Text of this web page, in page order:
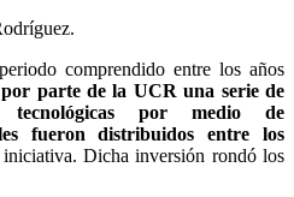
comprendido entre los años
parte de la UCR una serie de
tecnológicas por medio de
fueron distribuidos entre los
Dicha inversión rondó los